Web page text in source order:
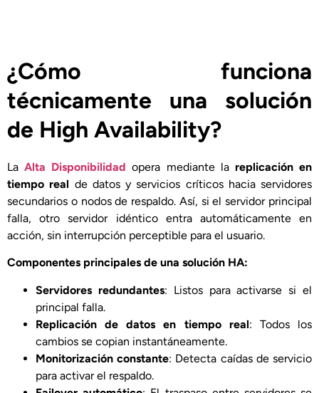
¿Cómo funciona
técnicamente una solución
de High Availability?
LaAlta Disponibilidad opera mediante la replicación en
tiempo real de datos y servicios críticos hacia servidores
secundarios o nodos de respaldo. Así, si el servidor principal
falla, otro servidor idéntico entra automáticamente en
acción, sin interrupción perceptible para el usuario.
Componentes principales de una solución HA:
Servidores redundantes: Listos para activarse si el
principal falla.
Replicación de datos en tiempo real: Todos los
cambios se copian instantáneamente.
Monitorización constante: Detecta caídas de servicio
para activar el respaldo.